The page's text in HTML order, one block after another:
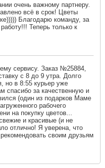
очень важному партнеру.
всё в срок! Цветы
Благодарю команду, за
Теперь только к
сервису. Заказ №25884,
с 8 до 9 утра. Долго
но в 8:55 курьер уже
спасибо за качественную и
(один из подарков Маме
рабочего
на покупку цветов...
и красивые (и не
отлично! Я уверена, что
своим друзьям